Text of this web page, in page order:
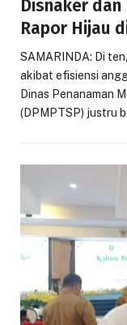
Disnaker dan
Rapor Hijau
SAMARINDA: Di
akibat efisiensi
Dinas Penanaman
(DPMPTSP) justru